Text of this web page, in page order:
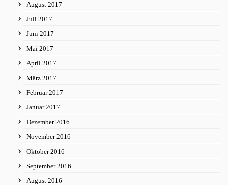
August 2017
Juli 2017
Juni 2017
Mai 2017
April 2017
März 2017
Februar 2017
Januar 2017
Dezember 2016
November 2016
Oktober 2016
September 2016
August 2016